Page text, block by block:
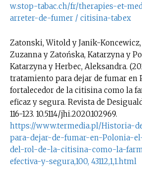
w.stop-tabac.ch/fr/therapies-et-
arreter-de-fumer / citisina-tabex
Zatonski, Witold y Janik-
Zuzanna y Zatońska, Katarzyna y
Katarzyna y Herbec, Aleksandra.
tratamiento para dejar de fumar en
fortalecedor de la citisina como la
eficaz y segura. Revista de
116-123. 10.5114/jhi.2020.102969.
https://www.termedia.pl/Historia-
para-dejar-de-fumar-en-Polonia-
del-rol-de-la-citisina-como-la-
efectiva-y-segura,100, 43112,1,1.html